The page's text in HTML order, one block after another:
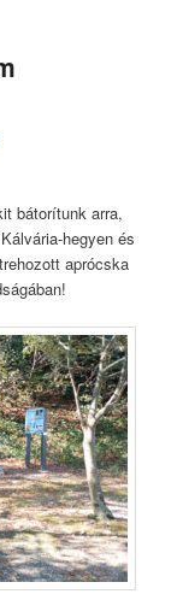
bátorítunk arra,
hegyen és
aprócska